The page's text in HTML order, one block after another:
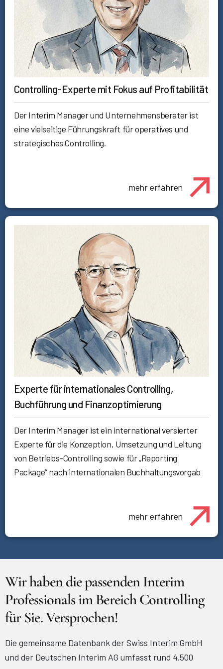
Controlling-Experte mit Fokus auf Profitabilität
Der Interim Manager und Unternehmensberater ist
eine vielseitige Führungskraft für operatives und
strategisches Controlling.
mehr erfahren
Experte für internationales Controlling,
Buchführung und Finanzoptimierung
Der Interim Manager ist ein international versierter
Experte für die Konzeption, Umsetzung und Leitung
von Betriebs-Controlling sowie für „Reporting
Package“ nach internationalen Buchhaltungsvorgab
mehr erfahren
Wir haben die passenden Interim
Professionals im Bereich Controlling
für Sie. Versprochen!
Die gemeinsame Datenbank der Swiss Interim GmbH
und der Deutschen Interim AG umfasst rund 4.500